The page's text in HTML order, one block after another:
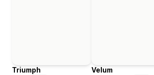
Triumph
Velum